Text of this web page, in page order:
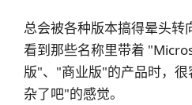
总会被各种版本搞得晕头转
看到那些名称里带着
版"、"商业版"的产品时，
杂了吧"的感觉。